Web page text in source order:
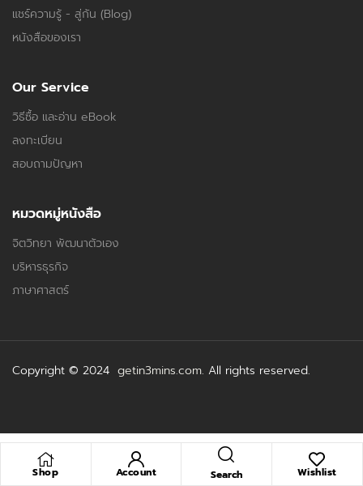
Shop Account Search Wishlist
แชร์ความรู้ - สู่กัน (Blog)
หนังสือของเรา
Our Service
วิธีซื้อ และอ่าน eBook
ลงทะเบียน
สอบถามปัญหา
หมวดหมู่หนังสือ
จิตวิทยา พัฒนาตัวเอง
บริหารธุรกิจ
ภาษาศาสตร์
Copyright © 2024 getin3mins.com. All rights reserved.